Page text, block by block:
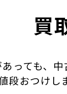
買
っても、
段おつけし